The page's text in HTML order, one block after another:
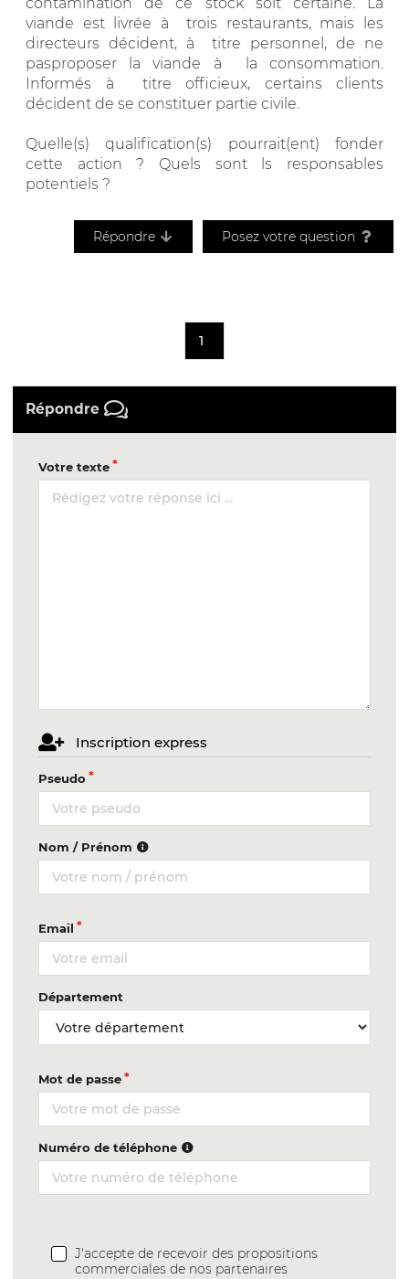
viande est livrée à trois restaurants, mais les
directeurs décident, à titre personnel, de ne
pasproposer la viande à la consommation.
Informés à titre officieux, certains clients
décident de se constituer partie civile.
Quelle(s) qualification(s) pourrait(ent) fonder
cette action ? Quels sont ls responsables
potentiels ?
Répondre Posez votre question
1
Répondre
Votre texte
Inscription express
Pseudo
Nom / Prénom
Email
Département
Mot de passe
Numéro de téléphone
J'accepte de recevoir des propositions
commerciales de nos partenaires